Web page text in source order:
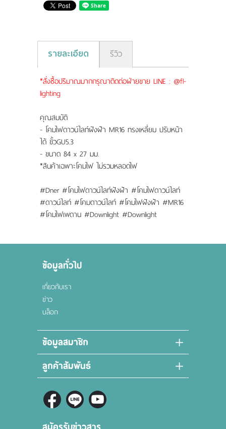
รายละเอียด รีวิว
*สั่งซื้อปริมาณมากกรุณาติดต่อฝ่ายขาย LINE : @fl-
lighting
คุณสมบัติ
- โคมไฟดาวน์ไลท์ฝังฝ้า MR16 ทรงเหลี่ยม ปรับหน้า
ได้ ขั้วGU5.3
- ขนาด 84 x 27 มม.
*สินค้าเฉพาะโคมไฟ ไม่รวมหลอดไฟ
#Dner #โคมไฟดาวน์ไลท์ฝังฝ้า #โคมไฟดาวน์ไลท์
#ดาวน์ไลท์ #โคมดาวน์ไลท์ #โคมไฟฝังฝ้า #MR16
#โคมไฟเพดาน #Downlight #Downlight
ข้อมูลทั่วไป
เกี่ยวกับเรา
ข่าว
บล็อก
ข้อมูลสมาชิก
ลูกค้าสัมพันธ์